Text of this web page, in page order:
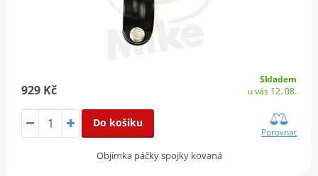
929 Kč
Skladem
u vás 12. 08.
Do košíku
Porovnat
Objímka páčky spojky kovaná